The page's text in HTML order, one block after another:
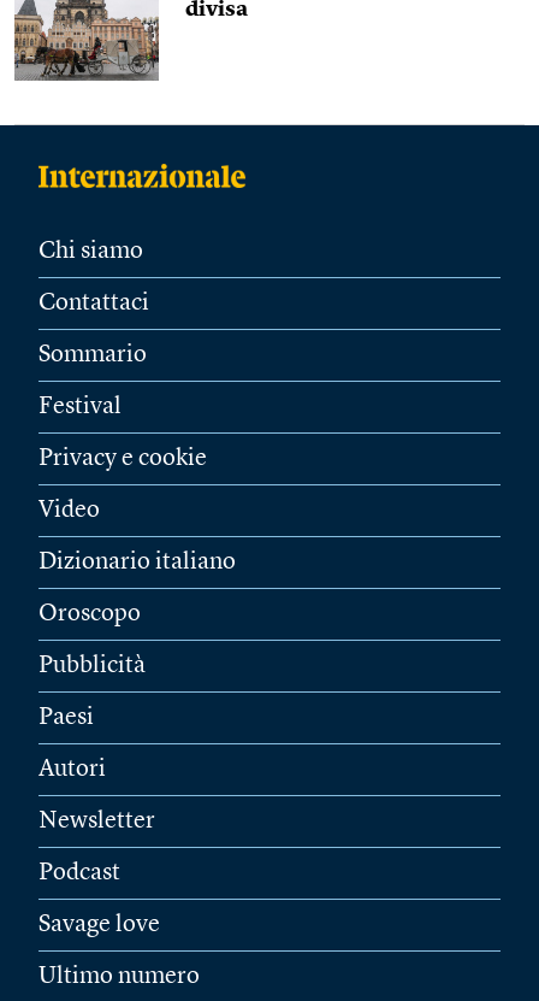
divisa
Chi siamo
Contattaci
Sommario
Festival
Privacy e cookie
Video
Dizionario italiano
Oroscopo
Pubblicità
Paesi
Autori
Newsletter
Podcast
Savage love
Ultimo numero